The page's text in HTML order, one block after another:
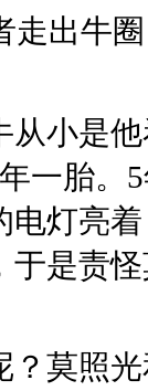
出牛圈
是他
一胎。
电灯亮
是责
莫照光